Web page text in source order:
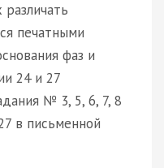
печатными
фаз и
24 и 27
№ 3, 5, 6, 7, 8
в письменной